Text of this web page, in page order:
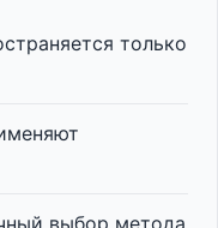
только
выбор метода